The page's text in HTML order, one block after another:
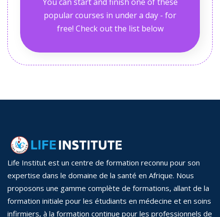
popular courses in under a day - for
free! Check out the list below
Life Institut est un centre de formation reconnu pour son
expertise dans le domaine de la santé en Afrique. Nous
proposons une gamme complète de formations, allant de la
formation initiale pour les étudiants en médecine et en soins
infirmiers, à la formation continue pour les professionnels de